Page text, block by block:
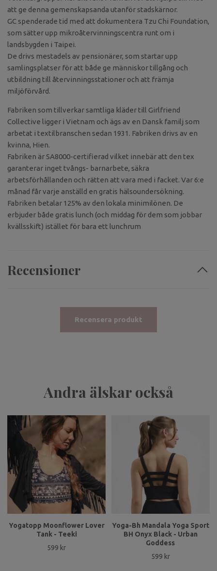
att ge denna gemenskapsanda utanför stadskärnor.
GC spenderade tid med att dokumentera Tzu Chi Foundation,
som sätter upp mikroåtervinningscentra runt om i
landsbygden i Taipei.
De drivs mestadels av pensionärer, som startar upp
samlingsplatser för att både ge människor tillgång och
utbildning till återvinningsstationer och att främja
miljöförvård.
Fabriken som tillverkar samtliga kläder till Girlfriend
Collective ligger i Vietnam och ägs av en Dansk familj som
arbetat i textilbranschen sedan 1931. Fabriken drivs av en
kvinna, Hien.
Fabriken är SA8000-certifierad vilket innebär att den tex
garanterar inget tvångs- barnarbete, säkra
arbetsförhållanden och rätten att vara med i facket. Var 6:e
månad får varje anställd en gratis hälsoundersökning.
Fabriken betalar 125% av den lokala minimilönen. De
erbjuder både gratis lunch (och middag för dem som jobbar
kvällsskift) istället för bara ett lunchrum
Recensioner
Recensera produkt
Andra älskar också
Yogatopp Moonflower Lover
Tank - Teeki
599 kr
Yoga-Bh Mandala Yoga Sport
BH Onyx Black - Urban
Goddess
599 kr